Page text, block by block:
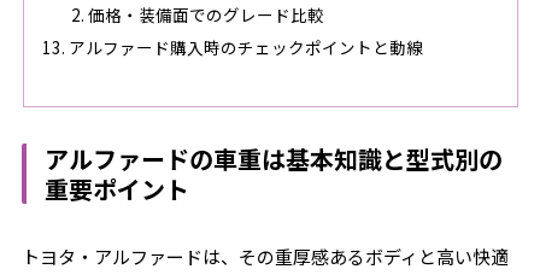
価格・装備面でのグレード比較
アルファード購入時のチェックポイントと動線
アルファードの車重は基本知識と型式別の
重要ポイント
トヨタ・アルファードは、その重厚感あるボディと高い快適